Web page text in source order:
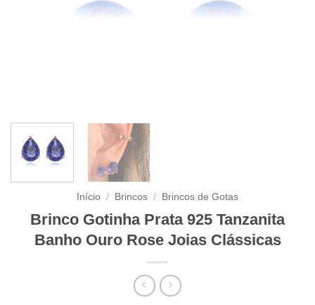
Início / Brincos / Brincos de Gotas
Brinco Gotinha Prata 925 Tanzanita
Banho Ouro Rose Joias Clássicas